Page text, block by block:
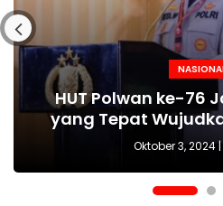
HUT Polwan ke-76
yang Tepat
Perempuan
Oktober 3, 2024
MAKI Sebut Seleksi
Sejak Awal,
Polda Metro Jaya
Tersangka Kasus
Diskusi di
BERITA
Kejari tetapkan
tersangka